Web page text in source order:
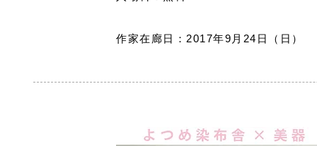
作家在廊日：2017年9月24日（日）